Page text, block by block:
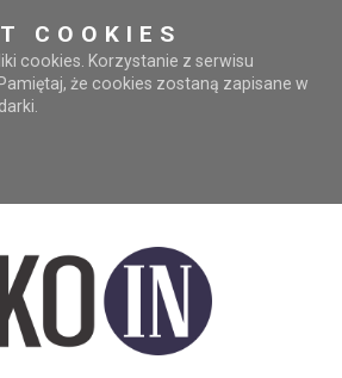
COOKIES
cookies. Korzystanie z serwisu
że cookies zostaną zapisane w